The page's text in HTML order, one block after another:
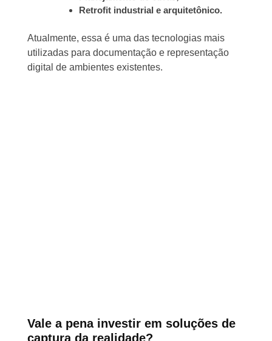
Retrofit industrial e arquitetônico.
Atualmente, essa é uma das tecnologias mais
utilizadas para documentação e representação
digital de ambientes existentes.
Vale a pena investir em soluções de
captura da realidade?